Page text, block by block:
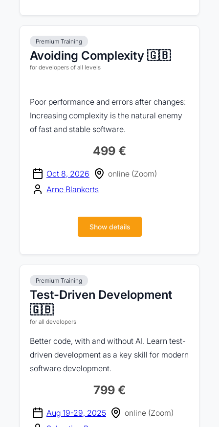
Premium Training
Avoiding Complexity 🇬🇧
for developers of all levels
Poor performance and errors after changes:
Increasing complexity is the natural enemy
of fast and stable software.
499 €
Oct 8, 2026
online (Zoom)
Arne Blankerts
Show details
Premium Training
Test-Driven Development
🇬🇧
for all developers
Better code, with and without AI. Learn test-
driven development as a key skill for modern
software development.
799 €
Aug 19-29, 2025
online (Zoom)